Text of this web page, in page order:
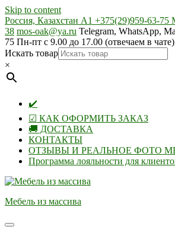
Skip to content
Россия, Казахстан А1 +375(29)959-63-
38 mos-oak@ya.ru Telegram, WhatsApp,
75 Пн-пт с 9.00 до 17.00 (отвечаем в чате)
Искать товар
×
✔️
☑ КАК ОФОРМИТЬ ЗАКАЗ
🚚 ДОСТАВКА
КОНТАКТЫ
ОТЗЫВЫ И РЕАЛЬНОЕ ФОТО
Программа лояльности для
Мебель из массива